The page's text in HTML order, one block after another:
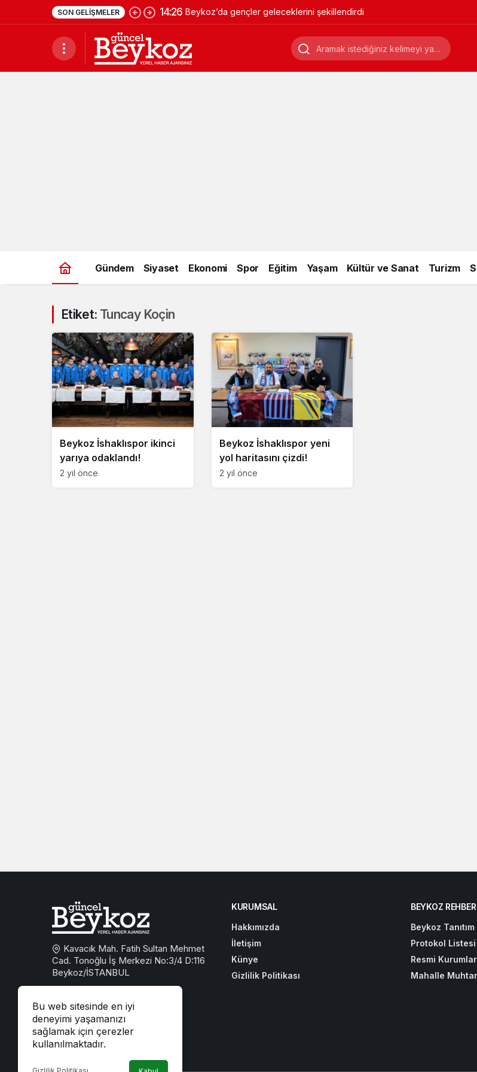
SON GELIŞMELER 14:26 Beykoz’da gençler geleceklerini şekillendirdi
Gündem Siyaset Ekonomi Spor Eğitim Yaşam Kültür ve Sanat Turizm
Etiket: Tuncay Koçin
Beykoz İshaklıspor ikinci
yarıya odaklandı!
2 yıl önce
Beykoz İshaklıspor yeni
yol haritasını çizdi!
2 yıl önce
Bu web sitesinde en iyi
deneyimi yaşamanızı
sağlamak için çerezler
kullanılmaktadır.
Kavacık Mah. Fatih Sultan Mehmet
Cad. Tonoğlu İş Merkezi No:3/4 D:116
Beykoz/İSTANBUL
beykozguncel@gmail.com
iletisim@beykozguncel.com
KURUMSAL
Hakkımızda
İletişim
Künye
Gizlilik Politikası
BEYKOZ REHBER
Beykoz Tanıtım
Protokol Listesi
Resmi
Mahalle